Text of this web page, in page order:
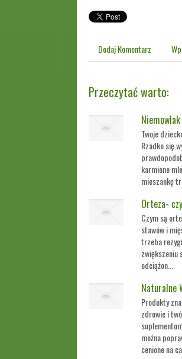
Dodaj Komentarz
Przeczytać warto:
Twoje
Rzadko się
karmione
mieszankę
Orteza-
Czym są
stawów i
trzeba
zwiększeniu
odciążon...
Naturalne
Produkty
zdrowie i
można
cenione na